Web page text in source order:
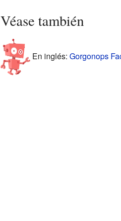
Véase también
En inglés: Gorgonops